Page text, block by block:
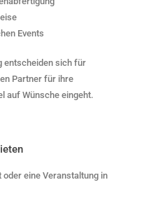
Events
entscheiden sich für
Partner für ihre
auf Wünsche eingeht.
oder eine Veranstaltung in